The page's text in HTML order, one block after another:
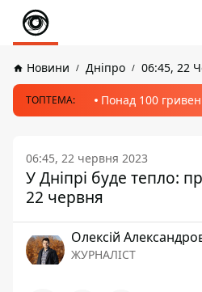
Новини Дніпро 06:45, 22
ТОПТЕМА: Понад 100
06:45, 22 червня 2023
У Дніпрі буде тепло:
22 червня
Олексій
ЖУРНАЛІСТ